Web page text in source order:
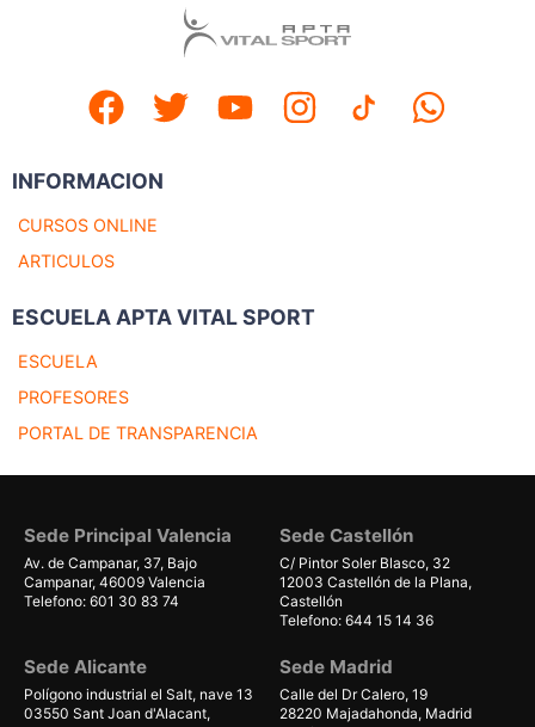
INFORMACION
CURSOS ONLINE
ARTICULOS
ESCUELA APTA VITAL SPORT
ESCUELA
PROFESORES
PORTAL DE TRANSPARENCIA
Sede Principal Valencia
Av. de Campanar, 37, Bajo
Campanar, 46009 Valencia
Telefono: 601 30 83 74
Sede Castellón
C/ Pintor Soler Blasco, 32
12003 Castellón de la Plana,
Castellón
Telefono: 644 15 14 36
Sede Alicante
Polígono industrial el Salt, nave 13
03550 Sant Joan d'Alacant,
Sede Madrid
Calle del Dr Calero, 19
28220 Majadahonda, Madrid